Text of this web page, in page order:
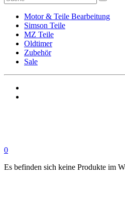
nach:
Motor & Teile Bearbeitung
Simson Teile
MZ Teile
Oldtimer
Zubehör
Sale
0
Es befinden sich keine Produkte im